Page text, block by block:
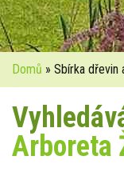
Domů » Sbírka dřevin
Arboreta